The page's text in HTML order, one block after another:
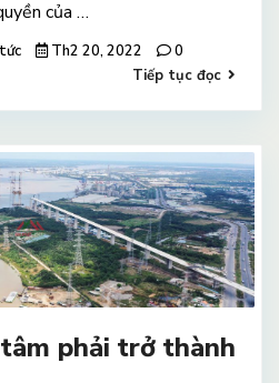
của …
Th2 20, 2022
0
Tiếp tục đọc
phải trở thành